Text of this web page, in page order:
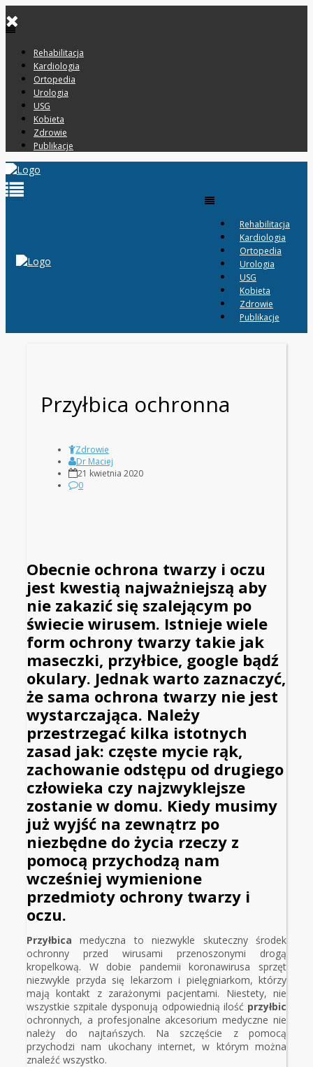
Rehabilitacja
Kardiologia
Ortopedia
Urologia
USG
Kobieta
Zdrowie
Publikacje
Rehabilitacja
Kardiologia
Ortopedia
Urologia
USG
Kobieta
Zdrowie
Publikacje
Przyłbica ochronna
Zdrowie
Dr Maciej
21 kwietnia 2020
0
Obecnie ochrona twarzy i oczu
jest kwestią najważniejszą aby
nie zakazić się szalejącym po
świecie wirusem. Istnieje wiele
form ochrony twarzy takie jak
maseczki, przyłbice, google bądź
okulary. Jednak warto zaznaczyć,
że sama ochrona twarzy nie jest
wystarczająca. Należy
przestrzegać kilka istotnych
zasad jak: częste mycie rąk,
zachowanie odstępu od drugiego
człowieka czy najzwyklejsze
zostanie w domu. Kiedy musimy
już wyjść na zewnątrz po
niezbędne do życia rzeczy z
pomocą przychodzą nam
wcześniej wymienione
przedmioty ochrony twarzy i
oczu.
Przyłbica medyczna to niezwykle skuteczny środek
ochronny przed wirusami przenoszonymi drogą
kropelkową. W dobie pandemii koronawirusa sprzęt
niezwykle przyda się lekarzom i pielęgniarkom, którzy
mają kontakt z zarażonymi pacjentami. Niestety, nie
wszystkie szpitale dysponują odpowiednią ilość przyłbic
ochronnych, a profesjonalne akcesorium medyczne nie
należy do najtańszych. Na szczęście z pomocą
przychodzi nam ukochany internet, w którym można
znaleźć wszystko.